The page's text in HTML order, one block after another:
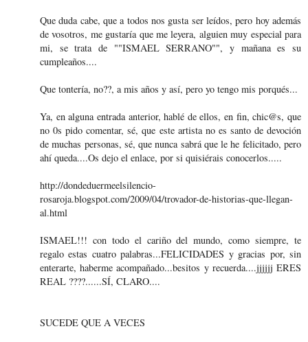
Que duda cabe, que a todos nos gusta ser leídos, pero hoy además
de vosotros, me gustaría que me leyera, alguien muy especial para
mi, se trata de ""ISMAEL SERRANO"", y mañana es su
cumpleaños....
Que tontería, no??, a mis años y así, pero yo tengo mis porqués...
Ya, en alguna entrada anterior, hablé de ellos, en fin, chic@s, que
no 0s pido comentar, sé, que este artista no es santo de devoción
de muchas personas, sé, que nunca sabrá que le he felicitado, pero
ahí queda....Os dejo el enlace, por si quisiérais conocerlos.....
http://dondeduermeelsilencio-
rosaroja.blogspot.com/2009/04/trovador-de-historias-que-llegan-
al.html
ISMAEL!!! con todo el cariño del mundo, como siempre, te
regalo estas cuatro palabras...FELICIDADES y gracias por, sin
enterarte, haberme acompañado...besitos y recuerda....jjjjjj ERES
REAL ????......SÍ, CLARO....
SUCEDE QUE A VECES